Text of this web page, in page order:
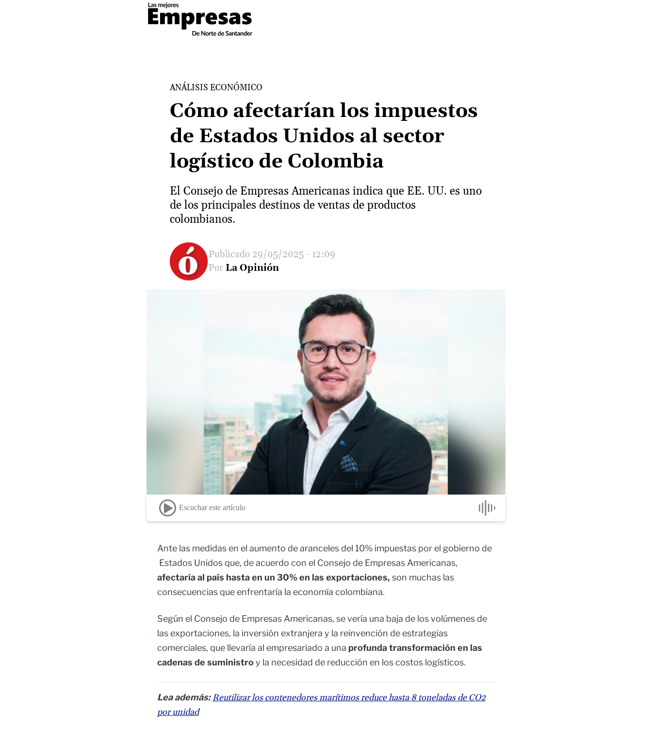
ANÁLISIS ECONÓMICO
Cómo afectarían los impuestos
de Estados Unidos al sector
logístico de Colombia
El Consejo de Empresas Americanas indica que EE. UU. es uno
de los principales destinos de ventas de productos
colombianos.
29/05/2025 - 12:09
La Opinión
Escuchar este artículo
Ante las medidas en el aumento de aranceles del 10% impuestas por el gobierno de
Estados Unidos que, de acuerdo con el Consejo de Empresas Americanas,
afectaría al país hasta en un 30% en las exportaciones, son muchas las
consecuencias que enfrentaría la economía colombiana.
Según el Consejo de Empresas Americanas, se vería una baja de los volúmenes de
las exportaciones, la inversión extranjera y la reinvención de estrategias
comerciales, que llevaría al empresariado a una profunda transformación en las
cadenas de suministroy la necesidad de reducción en los costos logísticos.
Lea además:Reutilizar los contenedores marítimos reduce hasta 8 toneladas de CO2
por unidad